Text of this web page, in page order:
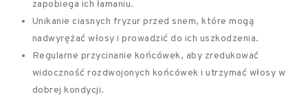
zapobiega ich łamaniu.
Unikanie ciasnych fryzur przed snem, które mogą
nadwyrężać włosy i prowadzić do ich uszkodzenia.
Regularne przycinanie końcówek, aby zredukować
widoczność rozdwojonych końcówek i utrzymać włosy w
dobrej kondycji.